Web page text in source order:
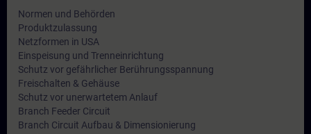
Normen und Behörden
Produktzulassung
Netzformen in USA
Einspeisung und Trenneinrichtung
Schutz vor gefährlicher Berührungsspannung
Freischalten & Gehäuse
Schutz vor unerwartetem Anlauf
Branch Feeder Circuit
Branch Circuit Aufbau & Dimensionierung